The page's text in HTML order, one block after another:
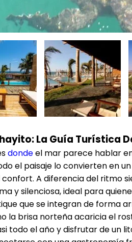
La Guía Turística
dondeel mar parece hablar
el paisaje lo convierten en
A diferencia del ritmo
y silenciosa, ideal para
que se integran de forma
la brisa norteña acaricia el
todo el año y disfrutar de un